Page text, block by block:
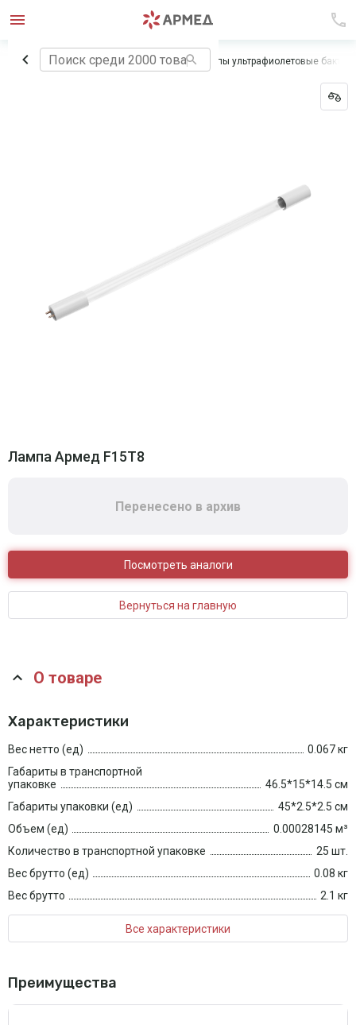
Главная Медицинское оборудование Лампы ультрафиолетовые
Лампа Армед F15T8
Перенесено в архив
Посмотреть аналоги
Вернуться на главную
О товаре
Характеристики
Вес нетто (ед)
0.067 кг
Габариты в транспортной
упаковке
46.5*15*14.5 см
Габариты упаковки (ед)
45*2.5*2.5 см
Объем (ед)
0.00028145 м³
Количество в транспортной упаковке
25 шт.
Вес брутто (ед)
0.08 кг
Вес брутто
2.1 кг
Все характеристики
Преимущества